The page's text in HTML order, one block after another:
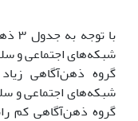
با
شبکه‌های اجتماعی و
گروه ذهن‌آگاهی
شبکه‌های اجتماعی و
گروه ذهن‌آگاهی کم